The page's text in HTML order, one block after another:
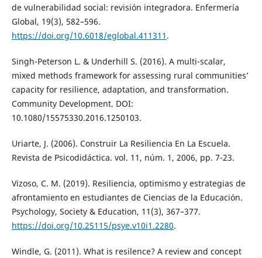
de vulnerabilidad social: revisión integradora. Enfermería
Global, 19(3), 582–596.
https://doi.org/10.6018/eglobal.411311 .
Singh-Peterson L. & Underhill S. (2016). A multi-scalar,
mixed methods framework for assessing rural communities’
capacity for resilience, adaptation, and transformation.
Community Development. DOI:
10.1080/15575330.2016.1250103.
Uriarte, J. (2006). Construir La Resiliencia En La Escuela.
Revista de Psicodidáctica. vol. 11, núm. 1, 2006, pp. 7-23.
Vizoso, C. M. (2019). Resiliencia, optimismo y estrategias de
afrontamiento en estudiantes de Ciencias de la Educación.
Psychology, Society & Education, 11(3), 367–377.
https://doi.org/10.25115/psye.v10i1.2280.
Windle, G. (2011). What is resilence? A review and concept